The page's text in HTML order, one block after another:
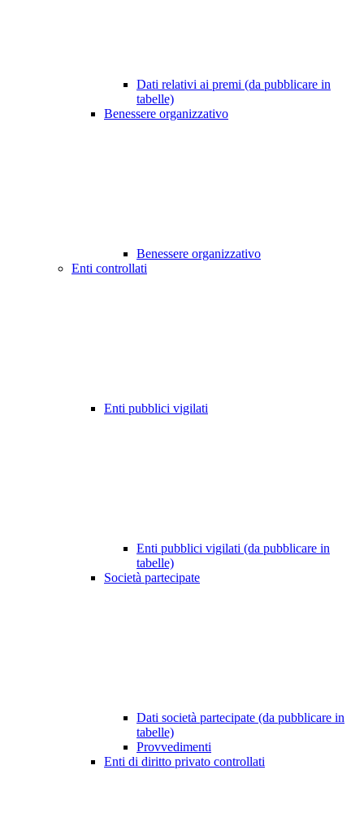
Dati relativi ai premi (da pubblicare in
tabelle)
Benessere organizzativo
Benessere organizzativo
Enti controllati
Enti pubblici vigilati
Enti pubblici vigilati (da pubblicare in
tabelle)
Società partecipate
Dati società partecipate (da pubblicare in
tabelle)
Provvedimenti
Enti di diritto privato controllati